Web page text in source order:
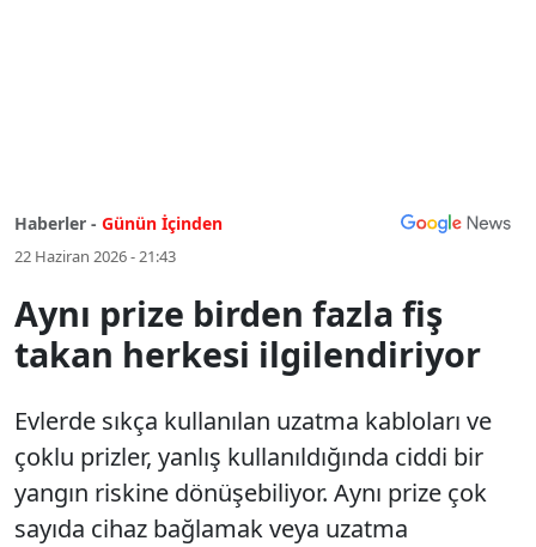
Haberler - Günün İçinden
22 Haziran 2026 - 21:43
Aynı prize birden fazla fiş
takan herkesi ilgilendiriyor
Evlerde sıkça kullanılan uzatma kabloları ve
çoklu prizler, yanlış kullanıldığında ciddi bir
yangın riskine dönüşebiliyor. Aynı prize çok
sayıda cihaz bağlamak veya uzatma